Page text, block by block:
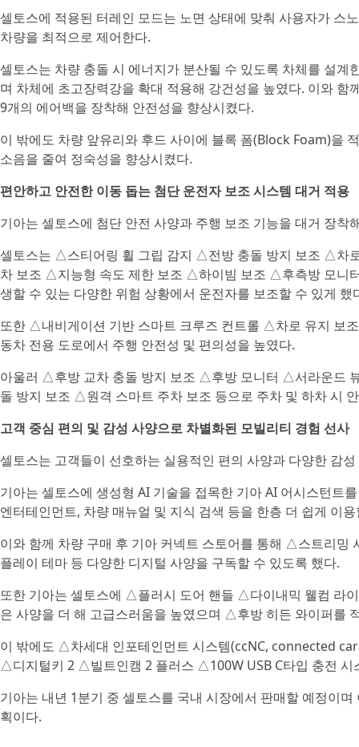
셀토스에 적용된 터레인 모드는 노면 상태에 맞춰 사용자가 스
차량을 최적으로 제어한다.
셀토스는 차량 충돌 시 에너지가 분산될 수 있도록 차체를 설
며 차체에 초고장력강을 확대 적용해 강건성을 높였다. 이와
9개의 에어백을 장착해 안전성을 향상시켰다.
이 밖에도 차량 앞유리와 후드 사이에 블록 폼(Block Foam)을
소음을 줄여 정숙성을 향상시켰다.
편안하고 안전한 이동 돕는 첨단 운전자 보조 시스템 대거 적용
기아는 셀토스에 첨단 안전 사양과 주행 보조 기능을 대거 장착
셀토스는 △스티어링 휠 그립 감지 △전방 충돌 방지 보조 △차
차 보조 △지능형 속도 제한 보조 △하이빔 보조 △후측방 모니
생할 수 있는 다양한 위험 상황에서 운전자를 보조할 수 있게 했
또한 △내비게이션 기반 스마트 크루즈 컨트롤 △차로 유지 보
동차 전용 도로에서 주행 안전성 및 편의성을 높였다.
아울러 △후방 교차 충돌 방지 보조 △후방 모니터 △서라운드
돌 방지 보조 △원격 스마트 주차 보조 등으로 주차 및 하차 시
고객 중심 편의 및 감성 사양으로 차별화된 모빌리티 경험 선사
셀토스는 고객들이 선호하는 실용적인 편의 사양과 다양한 감
기아는 셀토스에 생성형 AI 기술을 접목한 기아 AI 어시스턴트
엔터테인먼트, 차량 매뉴얼 및 지식 검색 등을 한층 더 쉽게 이
이와 함께 차량 구매 후 기아 커넥트 스토어를 통해 △스트리
플레이 테마 등 다양한 디지털 사양을 구독할 수 있도록 했다.
또한 기아는 셀토스에 △플러시 도어 핸들 △다이내믹 웰컴 라
은 사양을 더 해 고급스러움을 높였으며 △후방 히든 와이퍼를
이 밖에도 △차세대 인포테인먼트 시스템(ccNC, connected
△디지털키 2 △빌트인캠 2 플러스 △100W USB C타입 충전 시
기아는 내년 1분기 중 셀토스를 국내 시장에서 판매할 예정이
획이다.